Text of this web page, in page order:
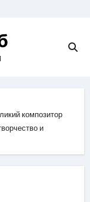
композитор
и